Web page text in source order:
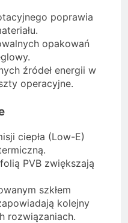
poprawia
opakowań
źródeł energii w
operacyjne.
ciepła (Low-E)
PVB zwiększają
szkłem
kolejny
rozwiązaniach.